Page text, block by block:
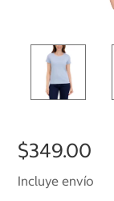
$349.00
Incluye envío